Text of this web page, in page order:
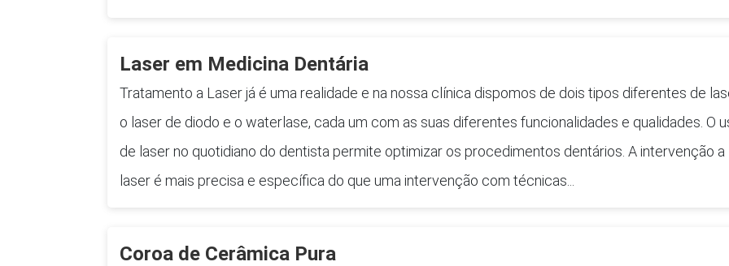
Laser em Medicina Dentária
Tratamento a Laser já é uma realidade e na nossa clínica dispomos de dois tipos diferentes de
o laser de diodo e o waterlase, cada um com as suas diferentes funcionalidades e qualidades. O
de laser no quotidiano do dentista permite optimizar os procedimentos dentários. A intervenção a
laser é mais precisa e específica do que uma intervenção com técnicas...
Coroa de Cerâmica Pura